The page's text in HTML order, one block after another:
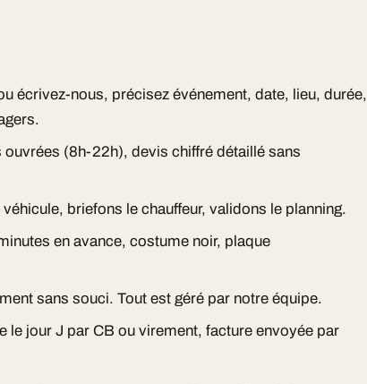
écrivez-nous, précisez événement, date, lieu, durée,
ouvrées (8h-22h), devis chiffré détaillé sans
briefons le chauffeur, validons le planning.
en avance, costume noir, plaque
sans souci. Tout est géré par notre équipe.
le jour J par CB ou virement, facture envoyée par